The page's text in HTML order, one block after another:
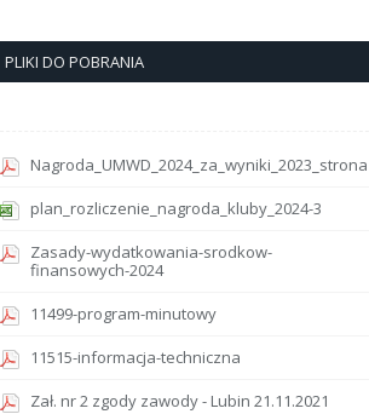
PLIKI DO POBRANIA
Nagroda_UMWD_2024_za_wyniki_2023_strona
plan_rozliczenie_nagroda_kluby_2024-3
Zasady-wydatkowania-srodkow-
finansowych-2024
11499-program-minutowy
11515-informacja-techniczna
Zał. nr 2 zgody zawody - Lubin 21.11.2021